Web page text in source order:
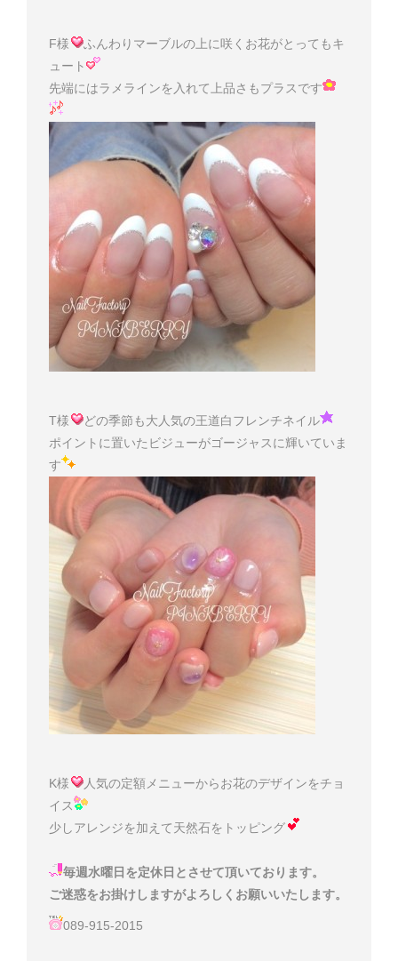
F様
ふんわりマーブルの上に咲くお花がとってもキ
ュート
先端にはラメラインを入れて上品さもプラスです
T様
どの季節も大人気の王道白フレンチネイル
ポイントに置いたビジューがゴージャスに輝いていま
す
K様
人気の定額メニューからお花のデザインをチョ
イス
少しアレンジを加えて天然石をトッピング
毎週水曜日を定休日とさせて頂いております。
ご迷惑をお掛けしますがよろしくお願いいたします。
089-915-2015